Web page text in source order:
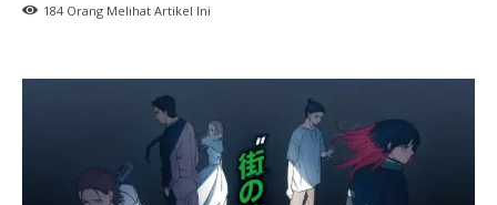
184 Orang Melihat Artikel Ini